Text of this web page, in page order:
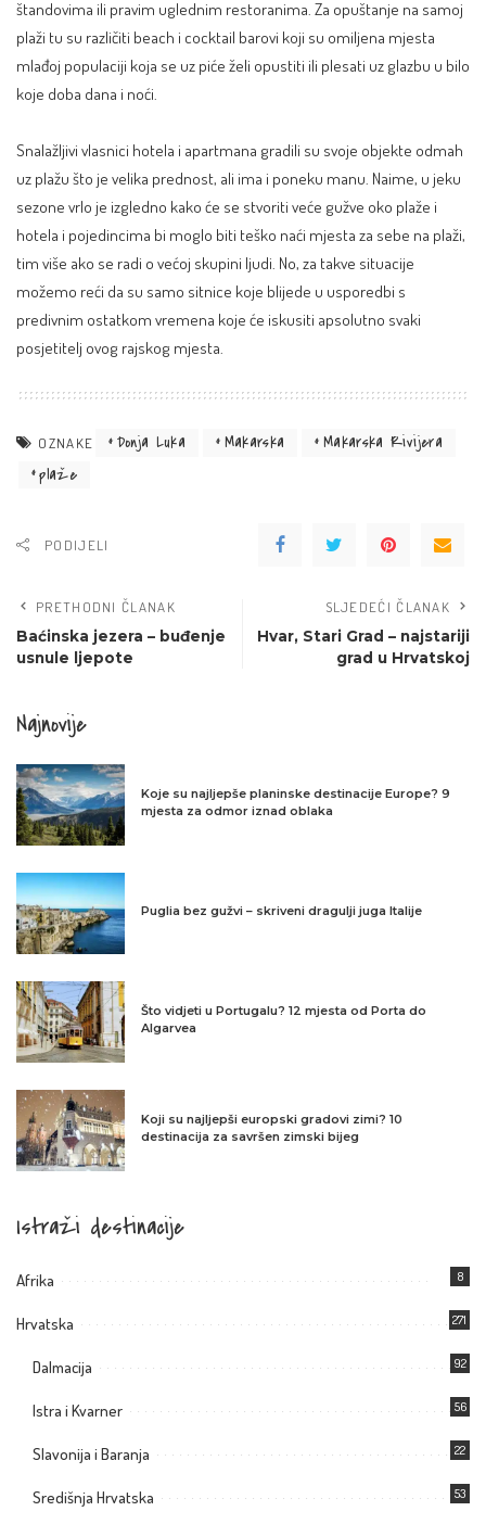
štandovima ili pravim uglednim restoranima. Za opuštanje na samoj
plaži tu su različiti beach i cocktail barovi koji su omiljena mjesta
mlađoj populaciji koja se uz piće želi opustiti ili plesati uz glazbu u bilo
koje doba dana i noći.
Snalažljivi vlasnici hotela i apartmana gradili su svoje objekte odmah
uz plažu što je velika prednost, ali ima i poneku manu. Naime, u jeku
sezone vrlo je izgledno kako će se stvoriti veće gužve oko plaže i
hotela i pojedincima bi moglo biti teško naći mjesta za sebe na plaži,
tim više ako se radi o većoj skupini ljudi. No, za takve situacije
možemo reći da su samo sitnice koje blijede u usporedbi s
predivnim ostatkom vremena koje će iskusiti apsolutno svaki
posjetitelj ovog rajskog mjesta.
OZNAKE Donja Luka Makarska
Makarska Rivijera
plaže
PODIJELI
PRETHODNI ČLANAK
Baćinska jezera – buđenje
usnule ljepote
SLJEDEĆI ČLANAK
Hvar, Stari Grad – najstariji
grad u Hrvatskoj
Najnovije
Koje su najljepše planinske destinacije Europe? 9
mjesta za odmor iznad oblaka
Puglia bez gužvi – skriveni dragulji juga Italije
Što vidjeti u Portugalu? 12 mjesta od Porta do
Algarvea
Koji su najljepši europski gradovi zimi? 10
destinacija za savršen zimski bijeg
Istraži destinacije
Afrika 8
Hrvatska 271
Dalmacija 92
Istra i Kvarner 56
Slavonija i Baranja 22
Središnja Hrvatska 53